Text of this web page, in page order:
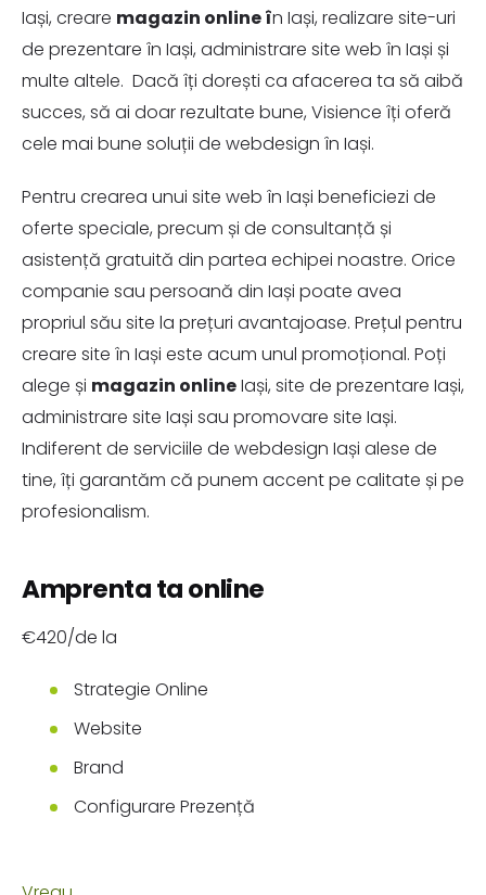
Iași, creare magazin online în Iași, realizare site-uri
de prezentare în Iași, administrare site web în Iași și
multe altele. Dacă îți dorești ca afacerea ta să aibă
succes, să ai doar rezultate bune, Visience îți oferă
cele mai bune soluții de webdesign în Iași.
Pentru crearea unui site web în Iași beneficiezi de
oferte speciale, precum și de consultanță și
asistență gratuită din partea echipei noastre. Orice
companie sau persoană din Iași poate avea
propriul său site la prețuri avantajoase. Prețul pentru
creare site în Iași este acum unul promoțional. Poți
alege și magazin onlineIași, site de prezentare Iași,
administrare site Iași sau promovare site Iași.
Indiferent de serviciile de webdesign Iași alese de
tine, îți garantăm că punem accent pe calitate și pe
profesionalism.
Amprenta ta online
€420/de la
Strategie Online
Website
Brand
Configurare Prezență